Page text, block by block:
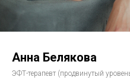
Анна Белякова
ЭФТ-терапевт (продвинутый